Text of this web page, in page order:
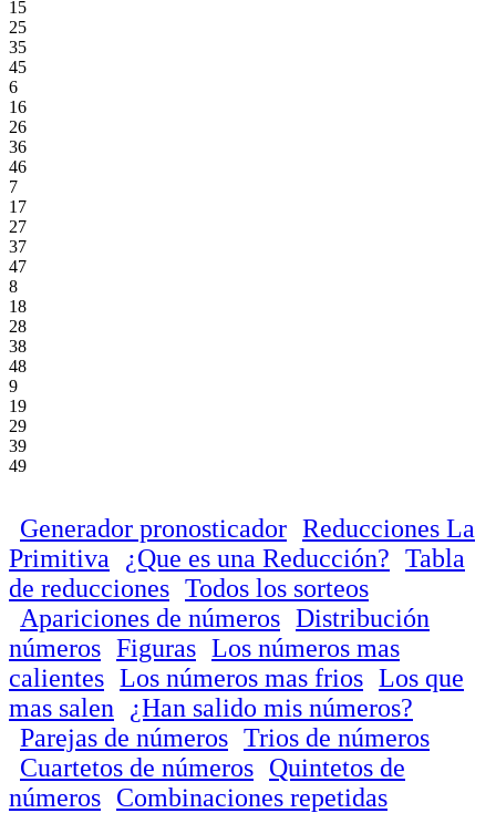
15
25
35
45
6
16
26
36
46
7
17
27
37
47
8
18
28
38
48
9
19
29
39
49
Generador pronosticador Reducciones La
Primitiva
¿Que es una Reducción? Tabla
de reducciones Todos los sorteos
Apariciones de números Distribución
números Figuras Los números mas
calientes Los números mas frios Los que
mas salen
¿Han salido mis números?
Parejas de números Trios de números
Cuartetos de números Quintetos de
números Combinaciones repetidas